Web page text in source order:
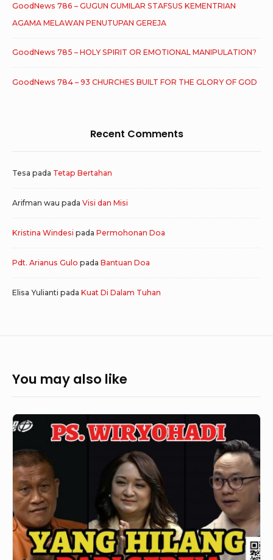
GoodNews 786 – GUGUN GUMILAR STAFSUS KEMENTRIAN
AGAMA MELAWAN PENUTUPAN GEREJA
GoodNews 785 – HOLY SPIRIT OR EMOTIONAL MANIPULATION?
GoodNews 784 – 93 CHURCHES BUILT FOR THE GLORY OF GOD
Recent Comments
Tesa pada Tetap Bertahan
Arifman wau pada Visi dan Misi
Kristina Windesi pada Permohonan Doa
Pdt. Arianus Gulo pada Bantuan Doa
Elisa Yulianti pada Kuat Di Dalam Tuhan
You may also like
GoodNews
–
YANG
HILANG
DARI
GEREJA